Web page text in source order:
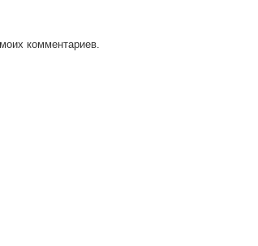
комментариев.